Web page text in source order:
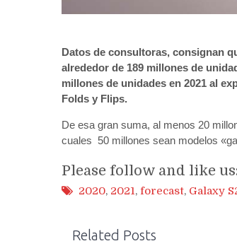
Datos de consultoras, consignan
alrededor de 189 millones de
millones de unidades en 2021 al
Folds y Flips.
De esa gran suma, al menos 20
cuales 50 millones sean modelos
Please follow and like us:
2020, 2021, forecast, Galaxy
Related Posts